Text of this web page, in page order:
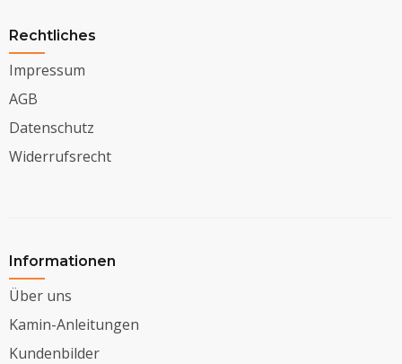
Rechtliches
Impressum
AGB
Datenschutz
Widerrufsrecht
Informationen
Über uns
Kamin-Anleitungen
Kundenbilder